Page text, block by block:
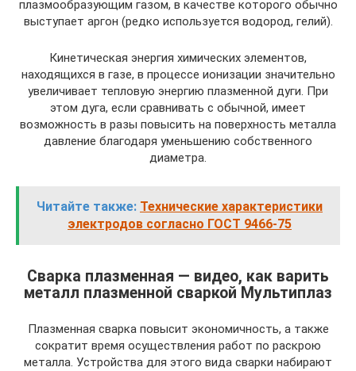
плазмообразующим газом, в качестве которого обычно
выступает аргон (редко используется водород, гелий).
Кинетическая энергия химических элементов,
находящихся в газе, в процессе ионизации значительно
увеличивает тепловую энергию плазменной дуги. При
этом дуга, если сравнивать с обычной, имеет
возможность в разы повысить на поверхность металла
давление благодаря уменьшению собственного
диаметра.
Читайте также: Технические характеристики
электродов согласно ГОСТ 9466-75
Сварка плазменная — видео, как варить
металл плазменной сваркой Мультиплаз
Плазменная сварка повысит экономичность, а также
сократит время осуществления работ по раскрою
металла. Устройства для этого вида сварки набирают